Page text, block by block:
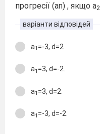
прогресії (аn) , якщо a2
варіанти відповідей
a1 =-3, d=2
a1 =3, d=-2.
a1 =3, d=2.
a1 =-3, d=-2.